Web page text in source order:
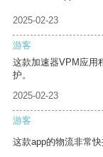
2025-02-23
游客
这款加速器VPM应用
护。
2025-02-23
游客
这款app的物流非常